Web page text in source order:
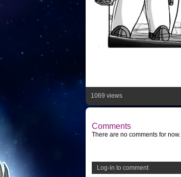
1069 views
Comments
There are no comments for now.
Log-in to comment